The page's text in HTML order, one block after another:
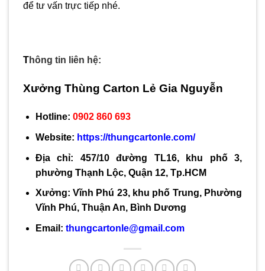
để tư vấn trực tiếp nhé.
Thông tin liên hệ:
Xưởng Thùng Carton Lẻ Gia Nguyễn
Hotline: 0902 860 693
Website: https://thungcartonle.com/
Địa chỉ: 457/10 đường TL16, khu phố 3,
phường Thạnh Lộc, Quận 12, Tp.HCM
Xưởng: Vĩnh Phú 23, khu phố Trung, Phường
Vĩnh Phú, Thuận An, Bình Dương
Email: thungcartonle@gmail.com